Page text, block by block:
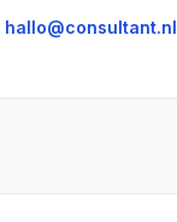
hallo@consultant.nl